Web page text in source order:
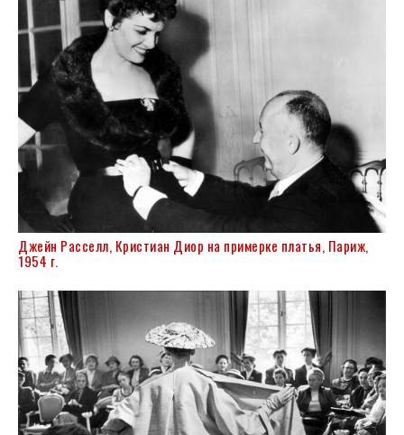
Джейн Расселл, Кристиан Диор на примерке платья, Париж,
1954 г.